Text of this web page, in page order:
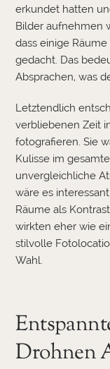
erkundet hatten
Bilder aufnehmen
dass einige
gedacht. Das
Absprachen, was
Letztendlich
verbliebenen Zeit
fotografieren. Sie
Kulisse im
unvergleichliche
wäre es
Räume als
wirkten eher wie
stilvolle
Wahl.
Drohnen